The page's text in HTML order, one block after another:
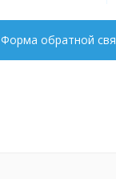
Форма обратной